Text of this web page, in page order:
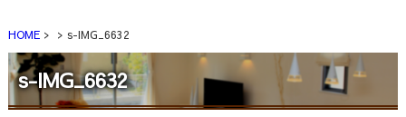
HOME s-IMG_6632
s-IMG_6632